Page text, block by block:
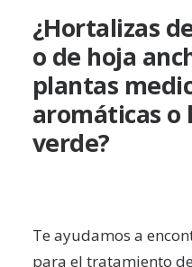
¿Hortalizas
o de hoja
plantas
aromáticas o
verde?
Te ayudamos a
para el tratamiento